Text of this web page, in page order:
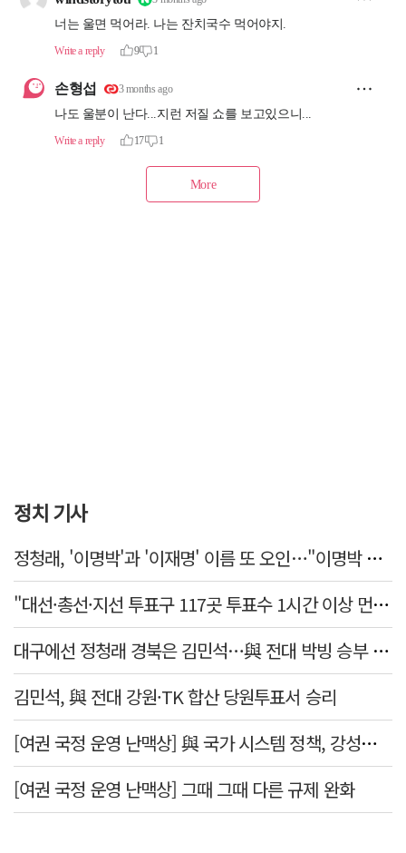
정치 기사
정청래, '이명박'과 '이재명' 이름 또 오인…"이명박 대통령 임기안에 반도체 제품 출시"
"대선·총선·지선 투표구 117곳 투표수 1시간 이상 먼저 입력"
대구에선 정청래 경북은 김민석…與 전대 박빙 승부 이어간다
김민석, 與 전대 강원·TK 합산 당원투표서 승리
[여권 국정 운영 난맥상] 與 국가 시스템 정책, 강성층 결집에 의존
[여권 국정 운영 난맥상] 그때 그때 다른 규제 완화